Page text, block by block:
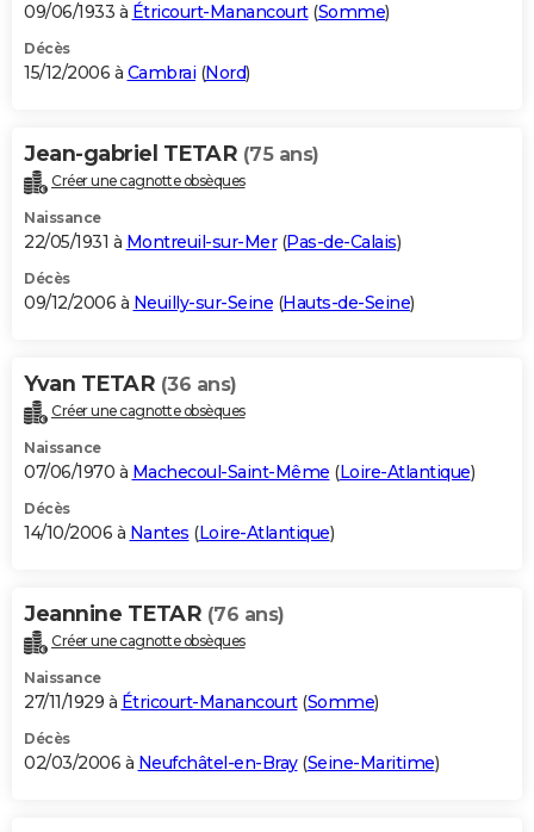
09/06/1933 à Étricourt-Manancourt(Somme)
Décès
15/12/2006 à Cambrai (Nord)
Jean-gabriel TETAR (75 ans)
Créer une cagnotte obsèques
Naissance
22/05/1931 à Montreuil-sur-Mer(Pas-de-Calais)
Décès
09/12/2006 à Neuilly-sur-Seine (Hauts-de-Seine)
Yvan TETAR (36 ans)
Créer une cagnotte obsèques
Naissance
07/06/1970 à Machecoul-Saint-Même (Loire-Atlantique)
Décès
14/10/2006 à Nantes (Loire-Atlantique)
Jeannine TETAR (76 ans)
Créer une cagnotte obsèques
Naissance
27/11/1929 à Étricourt-Manancourt(Somme)
Décès
02/03/2006 à Neufchâtel-en-Bray(Seine-Maritime)